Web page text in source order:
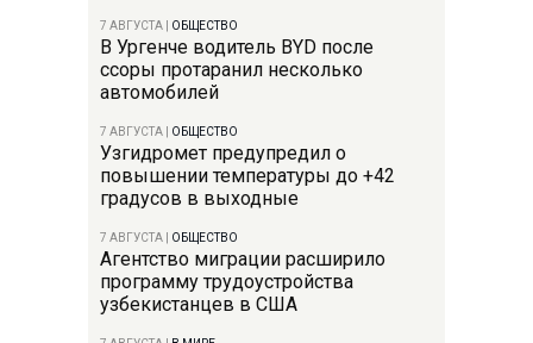
7 АВГУСТА ОБЩЕСТВО
В Ургенче водитель BYD после
ссоры протаранил несколько
автомобилей
7 АВГУСТА ОБЩЕСТВО
Узгидромет предупредил о
повышении температуры до +42
градусов в выходные
7 АВГУСТА ОБЩЕСТВО
Агентство миграции расширило
программу трудоустройства
узбекистанцев в США